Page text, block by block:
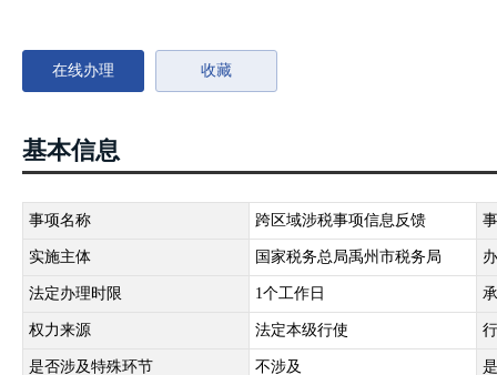
在线办理 收藏
基本信息
事项名称 跨区域涉税事项信息反馈
实施主体 国家税务总局禹州市税务局
法定办理时限 1个工作日
权力来源 法定本级行使
是否涉及特殊环节 不涉及